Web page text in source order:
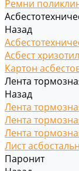
Ремни
Назад
Асбест
Картон
Лента
Назад
Лента
Лента
Лента
Лист
Паронит